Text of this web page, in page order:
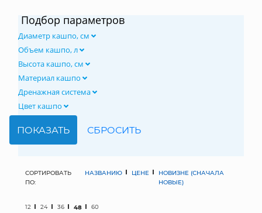
СВАДЕБНАЯ ФЛОРИСТИКА
МЯГКИЕ ИГРУШКИ
Подбор параметров
Диаметр кашпо, см
Объем кашпо, л
Высота кашпо, см
Материал кашпо
Дренажная система
Цвет кашпо
СОРТИРОВАТЬ
ПО:
НАЗВАНИЮ ЦЕНЕ
НОВИЗНЕ (СНАЧАЛА
НОВЫЕ)
12 24 36 48 60